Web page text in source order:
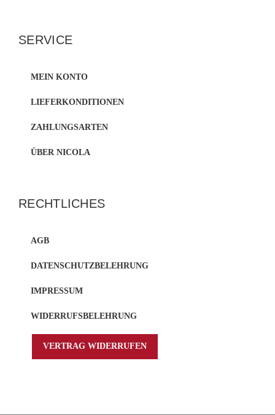
SERVICE
MEIN KONTO
LIEFERKONDITIONEN
ZAHLUNGSARTEN
ÜBER NICOLA
RECHTLICHES
AGB
DATENSCHUTZBELEHRUNG
IMPRESSUM
WIDERRUFSBELEHRUNG
VERTRAG WIDERRUFEN